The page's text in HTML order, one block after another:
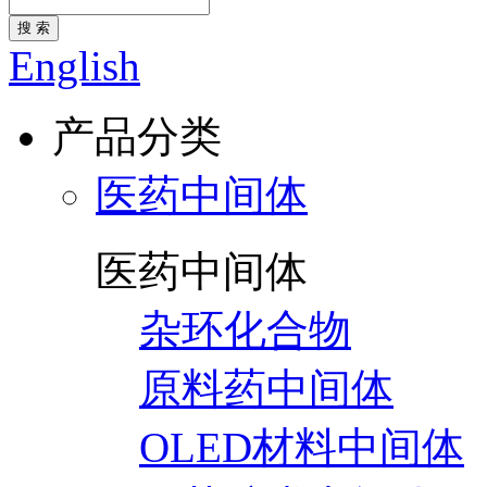
搜 索
English
产品分类
医药中间体
医药中间体
杂环化合物
原料药中间体
OLED材料中间体